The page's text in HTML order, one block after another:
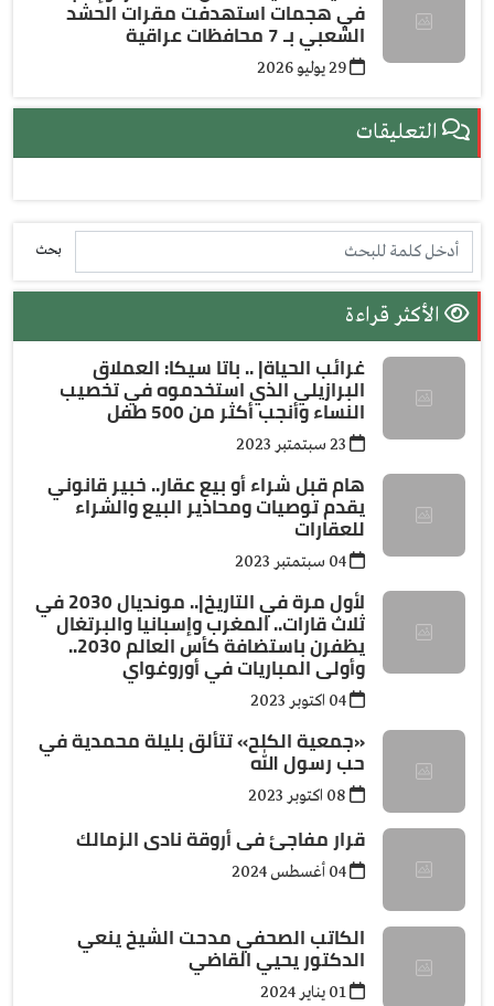
في هجمات استهدفت مقرات الحشد
الشعبي بـ 7 محافظات عراقية
التعليقات
بحث
الأكثر قراءة
غرائب الحياة| .. باتا سيكا: العملاق
البرازيلي الذي استخدموه في تخصيب
النساء وأنجب أكثر من 500 طفل
هام قبل شراء أو بيع عقار.. خبير قانوني
يقدم توصيات ومحاذير البيع والشراء
للعقارات
لأول مرة في التاريخ|.. مونديال 2030 في
ثلاث قارات.. المغرب وإسبانيا والبرتغال
يظفرن باستضافة كأس العالم 2030..
وأولى المباريات في أوروغواي
«جمعية الكلح» تتألق بليلة محمدية في
حب رسول الله
قرار مفاجئ فى أروقة نادى الزمالك
الكاتب الصحفي مدحت الشيخ ينعي
الدكتور يحيي القاضي